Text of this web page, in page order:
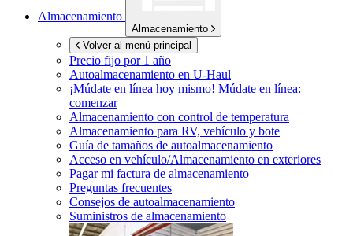
Almacenamiento
Almacenamiento
Volver al menú principal
Precio fijo por 1 año
Autoalmacenamiento en U-Haul
¡Múdate en línea hoy mismo! Múdate en línea:
comenzar
Almacenamiento con control de temperatura
Almacenamiento para RV, vehículo y bote
Guía de tamaños de autoalmacenamiento
Acceso en vehículo/Almacenamiento en exteriores
Pagar mi factura de almacenamiento
Preguntas frecuentes
Consejos de autoalmacenamiento
Suministros de almacenamiento